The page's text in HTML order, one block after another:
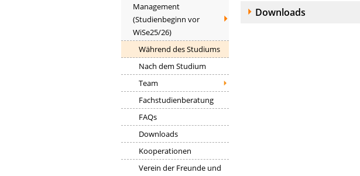
Management
(Studienbeginn vor
WiSe25/26)
Während des Studiums
Nach dem Studium
Team
Fachstudienberatung
FAQs
Downloads
Kooperationen
Verein der Freunde und
Akkordeonelement:
Downloads